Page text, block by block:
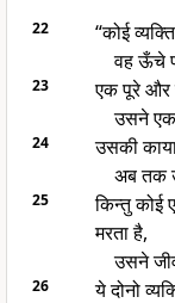
22
“कोई
वह ऊँचे
23
एक पूरे और
उसने एक
24
उसकी
अब तक
25
किन्तु कोई
मरता है,
उसने
26 ये दोनो